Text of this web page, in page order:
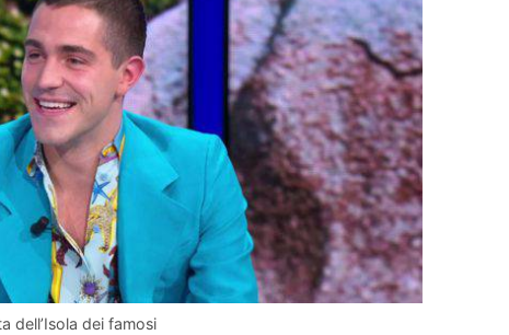
dell’Isola dei famosi